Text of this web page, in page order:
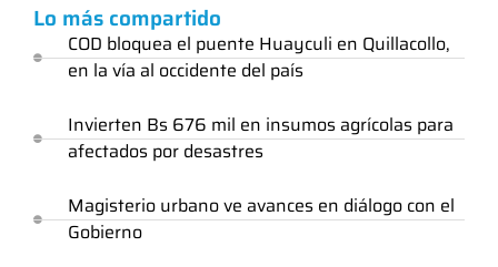
Lo más compartido
COD bloquea el puente Huayculi en Quillacollo,
en la vía al occidente del país
Invierten Bs 676 mil en insumos agrícolas para
afectados por desastres
Magisterio urbano ve avances en diálogo con el
Gobierno